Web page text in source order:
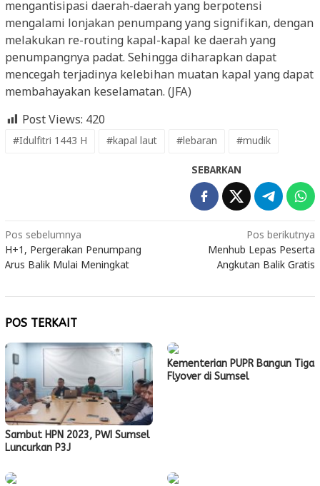
mengantisipasi daerah-daerah yang berpotensi
mengalami lonjakan penumpang yang signifikan, dengan
melakukan re-routing kapal-kapal ke daerah yang
penumpangnya padat. Sehingga diharapkan dapat
mencegah terjadinya kelebihan muatan kapal yang dapat
membahayakan keselamatan. (JFA)
Post Views: 420
#Idulfitri 1443 H #kapal laut #lebaran #mudik
SEBARKAN
Navigasi
pos
Pos sebelumnya
H+1, Pergerakan Penumpang
Arus Balik Mulai Meningkat
Pos berikutnya
Menhub Lepas Peserta
Angkutan Balik Gratis
POS TERKAIT
Sambut HPN 2023, PWI Sumsel
Luncurkan P3J
Kementerian PUPR Bangun Tiga
Flyover di Sumsel